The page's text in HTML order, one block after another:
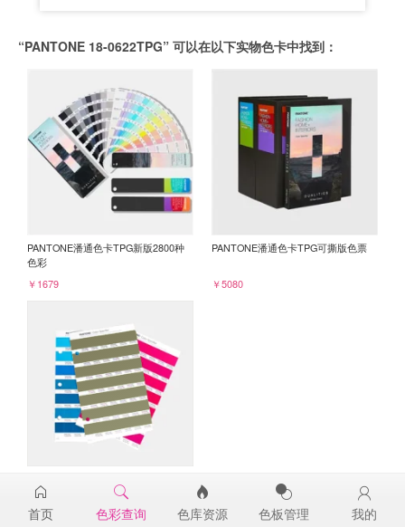
“PANTONE 18-0622TPG” 可以在以下实物色卡中找到：
PANTONE潘通色卡TPG新版2800种
色彩
￥1679
PANTONE潘通色卡TPG可撕版色票
￥5080
18-0622TPG
￥98
首页 色彩查询 色库资源 色板管理 我的